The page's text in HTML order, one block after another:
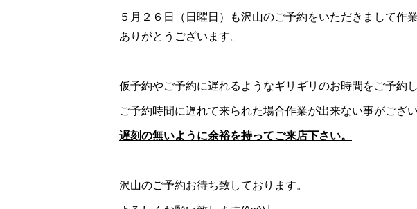
５月２６日（日曜日）も沢山のご予約をいただきまして作
ありがとうございます。
仮予約やご予約に遅れるようなギリギリのお時間をご予約
ご予約時間に遅れて来られた場合作業が出来ない事がござい
遅刻の無いように余裕を持ってご来店下さい。
沢山のご予約お待ち致しております。